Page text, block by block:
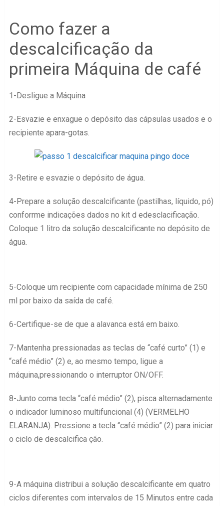
Como fazer a
descalcificação da
primeira Máquina de café
1-Desligue a Máquina
2-Esvazie e enxague o depósito das cápsulas usados e o
recipiente apara-gotas.
3-Retire e esvazie o depósito de água.
4-Prepare a solução descalcificante (pastilhas, líquido, pó)
conforrme indicações dados no kit d edesclacificação.
Coloque 1 litro da solução descalcificante no depósito de
água.
5-Coloque um recipiente com capacidade mínima de 250
ml por baixo da saída de café.
6-Certifique-se de que a alavanca está em baixo.
7-Mantenha pressionadas as teclas de “café curto” (1) e
“café médio” (2) e, ao mesmo tempo, ligue a
máquina,pressionando o interruptor ON/OFF.
8-Junto coma tecla “café médio” (2), pisca alternadamente
o indicador luminoso multifuncional (4) (VERMELHO
ELARANJA). Pressione a tecla “café médio” (2) para iniciar
o ciclo de descalcifica ção.
9-A máquina distribui a solução descalcificante em quatro
ciclos diferentes com intervalos de 15 Minutos entre cada